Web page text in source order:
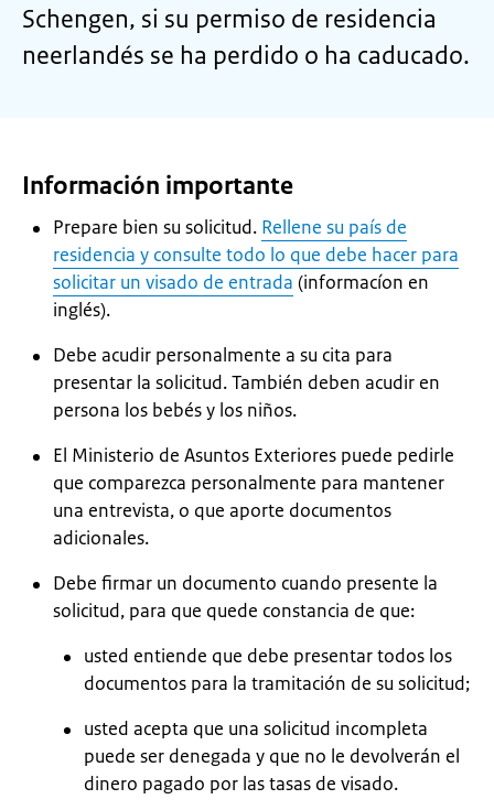
Schengen, si su permiso de residencia
neerlandés se ha perdido o ha caducado.
Información importante
Prepare bien su solicitud. Rellene su país de
residencia y consulte todo lo que debe hacer para
solicitar un visado de entrada (informacíon en
inglés).
Debe acudir personalmente a su cita para
presentar la solicitud. También deben acudir en
persona los bebés y los niños.
El Ministerio de Asuntos Exteriores puede pedirle
que comparezca personalmente para mantener
una entrevista, o que aporte documentos
adicionales.
Debe firmar un documento cuando presente la
solicitud, para que quede constancia de que:
usted entiende que debe presentar todos los
documentos para la tramitación de su solicitud;
usted acepta que una solicitud incompleta
puede ser denegada y que no le devolverán el
dinero pagado por las tasas de visado.